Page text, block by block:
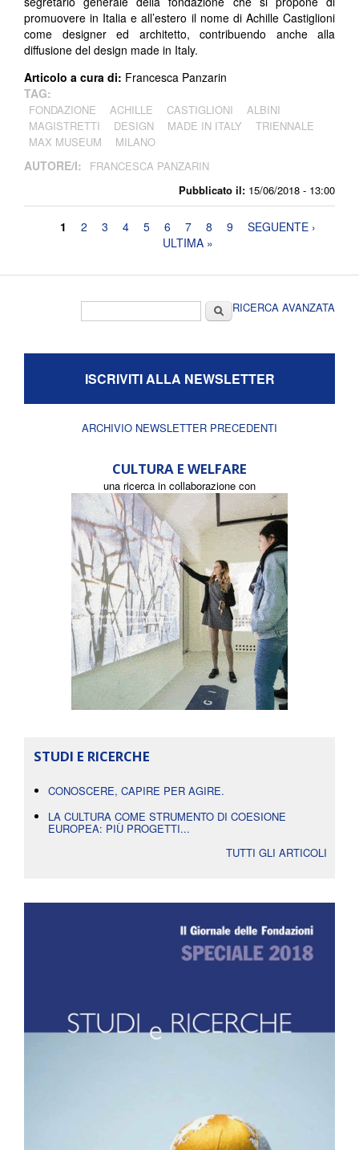
Pubblicato il: 15/06/2018 - 13:00
promuovere in Italia e all’estero il nome di Achille Castiglioni
come designer ed architetto, contribuendo anche alla
diffusione del design made in Italy.
Articolo a cura di: Francesca Panzarin
TAG:
FONDAZIONE ACHILLE CASTIGLIONI
ALBINI
MAGISTRETTI
DESIGN MADE IN ITALY
TRIENNALE
MAX MUSEUM
MILANO
AUTORE/I: FRANCESCA PANZARIN
Pagine
1 2 3 4 5 6 7 8 9
SEGUENTE ›
ULTIMA »
CercaRICERCA AVANZATA
ISCRIVITI ALLA NEWSLETTER
ARCHIVIO NEWSLETTER PRECEDENTI
CULTURA E WELFARE
una ricerca in collaborazione con
STUDI E RICERCHE
CONOSCERE, CAPIRE PER AGIRE.
LA CULTURA COME STRUMENTO DI COESIONE
EUROPEA: PIÙ PROGETTI...
TUTTI GLI ARTICOLI